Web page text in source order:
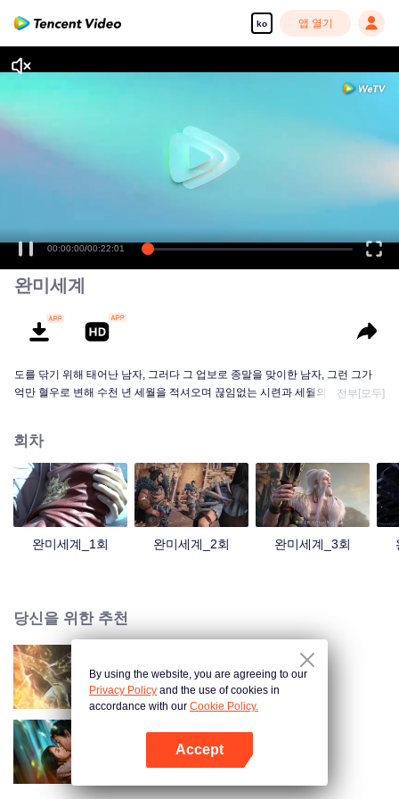
ko 앱 열기
00:00:00/00:22:01
완미세계
도를 닦기 위해 태어난 남자, 그러다 그 업보로 종말을 맞이한 남자, 그런 그가
억만 혈우로 변해 수천 년 세월을 적셔오며 끊임없는 시련과 세월의 세례를 받
전부[모두]
회차
완미세계_1회 완미세계_2회 완미세계_3회
당신을 위한 추천
장생계
By using the website, you are agreeing to our
Privacy Policy and the use of cookies in
accordance with our Cookie Policy.
Accept